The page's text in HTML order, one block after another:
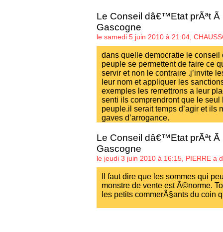
Le Conseil dâ€™Etat prÃªt
Gascogne
le samedi 5 juin 2010 à 21:04,
dans quelle democratie le conseil
peuple se permettent de faire ce
servir et non le contraire .j’invite
leur nom et appliquer les
exemples les remettrons a leur
senti ils comprendront que le seul
peuple.il serait temps d’agir et ils
gaves d’arrogance.
Le Conseil dâ€™Etat prÃªt
Gascogne
le jeudi 3 juin 2010 à 16:15, PIERRE a
Il faut dire que les sommes qui
monstre de vente est Ã©norme.
les petits commerÃ§ants du coin